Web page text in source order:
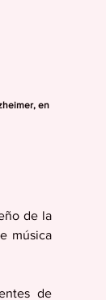
en
de la
música
de